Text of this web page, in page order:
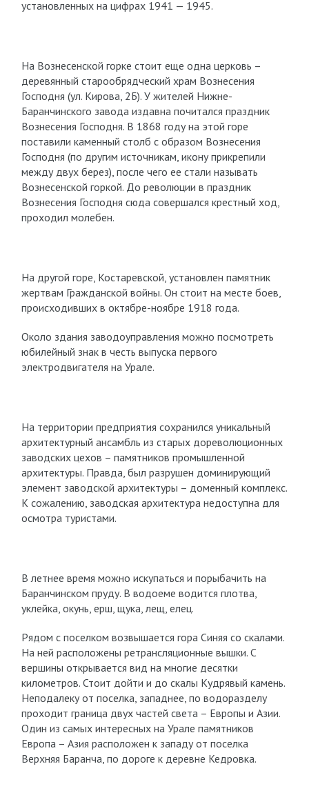
установленных на цифрах 1941 — 1945.
На Вознесенской горке стоит еще одна церковь –
деревянный старообрядческий храм Вознесения
Господня (ул. Кирова, 2Б). У жителей Нижне-
Баранчинского завода издавна почитался праздник
Вознесения Господня. В 1868 году на этой горе
поставили каменный столб с образом Вознесения
Господня (по другим источникам, икону прикрепили
между двух берез), после чего ее стали называть
Вознесенской горкой. До революции в праздник
Вознесения Господня сюда совершался крестный ход,
проходил молебен.
На другой горе, Костаревской, установлен памятник
жертвам Гражданской войны. Он стоит на месте боев,
происходивших в октябре-ноябре 1918 года.
Около здания заводоуправления можно посмотреть
юбилейный знак в честь выпуска первого
электродвигателя на Урале.
На территории предприятия сохранился уникальный
архитектурный ансамбль из старых дореволюционных
заводских цехов – памятников промышленной
архитектуры. Правда, был разрушен доминирующий
элемент заводской архитектуры – доменный комплекс.
К сожалению, заводская архитектура недоступна для
осмотра туристами.
В летнее время можно искупаться и порыбачить на
Баранчинском пруду. В водоеме водится плотва,
уклейка, окунь, ерш, щука, лещ, елец.
Рядом с поселком возвышается гора Синяя со скалами.
На ней расположены ретрансляционные вышки. С
вершины открывается вид на многие десятки
километров. Стоит дойти и до скалы Кудрявый камень.
Неподалеку от поселка, западнее, по водоразделу
проходит граница двух частей света – Европы и Азии.
Один из самых интересных на Урале памятников
Европа – Азия расположен к западу от поселка
Верхняя Баранча, по дороге к деревне Кедровка.